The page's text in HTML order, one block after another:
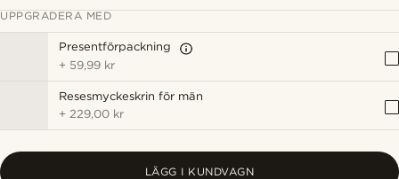
UPPGRADERA MED
Presentförpackning
+ 59,99 kr
Resesmyckeskrin för män
+ 229,00 kr
LÄGG I KUNDVAGN